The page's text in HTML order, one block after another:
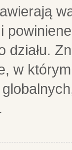
działu.
w